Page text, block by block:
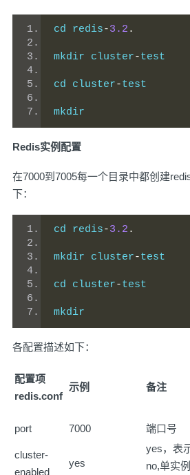
cd redis-3.2 .
mkdir cluster-test
cd cluster-test
mkdir
Redis实例配置
在7000到7005每一个目录中都创建
下：
cd redis-3.2 .
mkdir cluster-test
cd cluster-test
mkdir
各配置描述如下：
配置项
redis.conf
示例 备注
port 7000 端口号
cluster-
enabled
yes
yes，表
no,单实例